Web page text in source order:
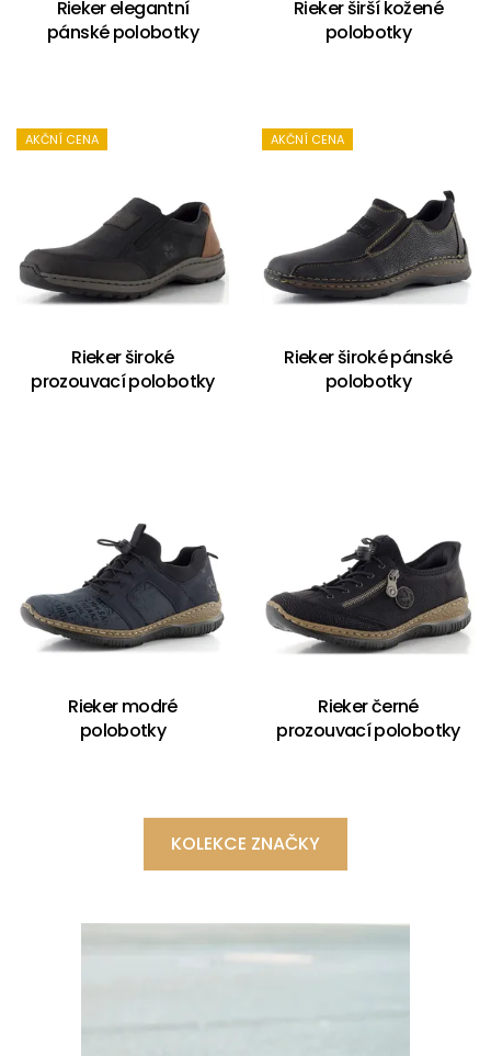
Rieker elegantní
pánské polobotky
Rieker širší kožené
polobotky
AKČNÍ CENA
Rieker široké
prozouvací polobotky
AKČNÍ CENA
Rieker široké pánské
polobotky
Rieker modré
polobotky
Rieker černé
prozouvací polobotky
KOLEKCE ZNAČKY